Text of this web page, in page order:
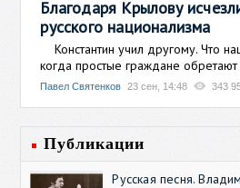
Благодаря Крылову
русского национализма
Константин учил другому. Что
когда простые граждане обретают
Павел Святенков 23 сен, 14:48 343
Публикации
Русская песня.